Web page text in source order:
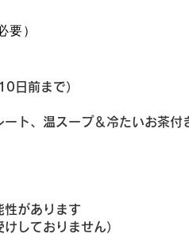
）
日前まで）
ト、温スープ＆冷たいお茶付
があります
ておりません）